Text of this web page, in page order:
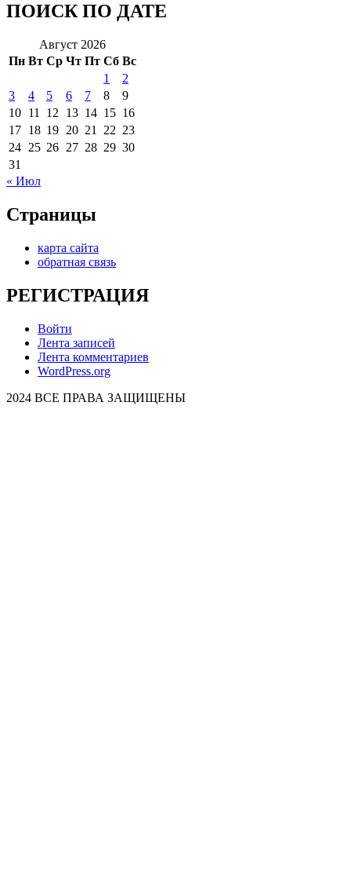
ПОИСК ПО ДАТЕ
Август 2026
Пн Вт Ср Чт Пт Сб Вс
1
2
3
4 5 6 7 8
9
10 11 12 13 14 15 16
17 18 19 20 21 22 23
24 25 26 27 28 29 30
31
« Июл
Страницы
карта сайта
обратная связь
РЕГИСТРАЦИЯ
Войти
Лента записей
Лента комментариев
WordPress.org
2024 ВСЕ ПРАВА ЗАЩИЩЕНЫ